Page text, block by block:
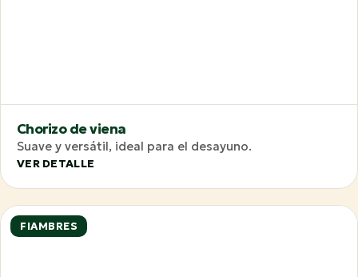
Chorizo de viena
Suave y versátil, ideal para el desayuno.
VER DETALLE
FIAMBRES